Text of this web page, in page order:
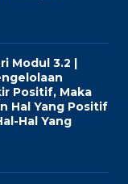
Modul 3.2 |
Positif, Maka
Hal Yang Positif
Hal Yang